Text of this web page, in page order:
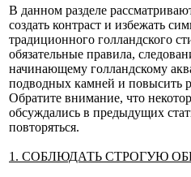
В данном разделе
создать контраст и избежать
традиционного голландского
обязательные правила,
начинающему голландскому
подводных камней и повысить
Обратите внимание, что
обсуждались в предыдущих
повторяться.
1. СОБЛЮДАТЬ СТРОГУЮ